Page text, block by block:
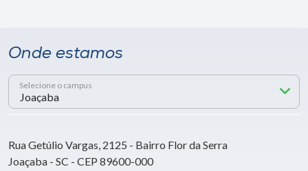
Onde estamos
Selecione o campus
Rua Getúlio Vargas, 2125 - Bairro Flor da Serra
Joaçaba - SC - CEP 89600-000